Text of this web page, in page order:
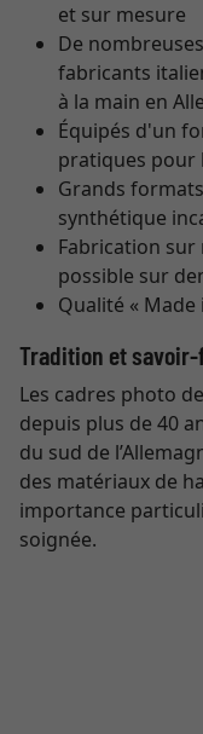
et sur mesure
De
fabricants
à la main en
Équipés d'un
pratiques pour
Grands
synthétique
Fabrication sur
possible sur
Qualité « Made
Tradition et
Les cadres photo
depuis plus de 40
du sud de
des matériaux de
importance
soignée.